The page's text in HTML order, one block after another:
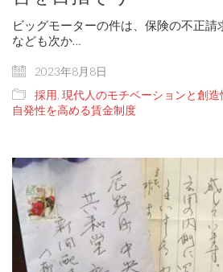
ビッグモーターの件は、保険の不正請
なども次か…
2023年8月8日
採用 現代人のモチベーションと創造
自発性を高める賃金制度